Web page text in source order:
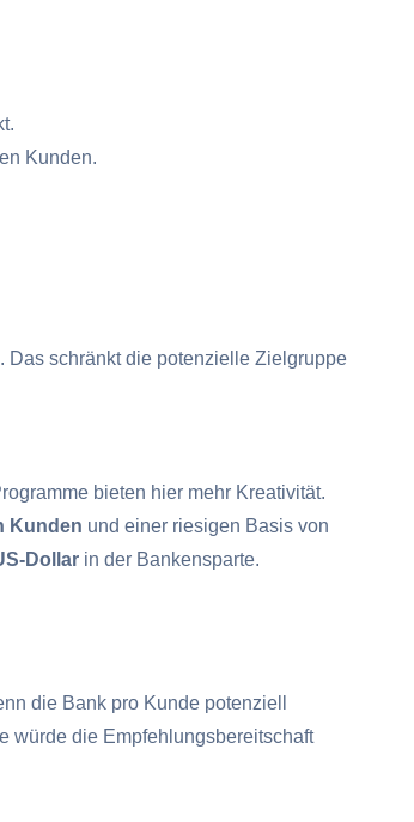
Kunden.
Das schränkt die potenzielle Zielgruppe
bieten hier mehr Kreativität.
Kunden und einer riesigen Basis von
Dollar in der Bankensparte.
die Bank pro Kunde potenziell
würde die Empfehlungsbereitschaft